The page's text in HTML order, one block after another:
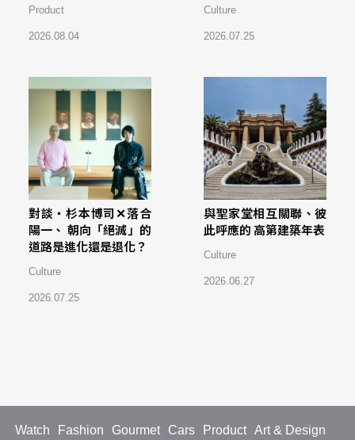
Product
2026.08.04
Culture
2026.07.25
對談・杉本博司✕落合
陽一、 朝向「絕滅」的
道路是進化還是退化？
Culture
2026.07.25
與聖家堂相互關聯、彼
此呼應的 高第建築年表
Culture
2026.06.27
Watch Fashion Gourmet Cars Product Art & Design